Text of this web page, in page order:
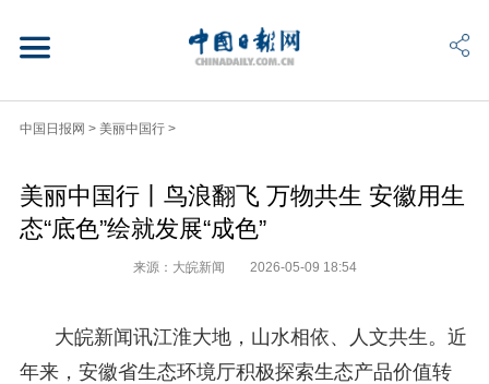
中国日报网 > 美丽中国行>
美丽中国行丨鸟浪翻飞 万物共生 安徽用生
态“底色”绘就发展“成色”
来源：大皖新闻 2026-05-09 18:54
大皖新闻讯江淮大地，山水相依、人文共生。近
年来，安徽省生态环境厅积极探索生态产品价值转